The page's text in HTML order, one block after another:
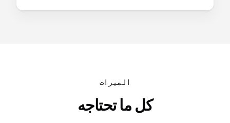
الميزات
كل ما تحتاجه